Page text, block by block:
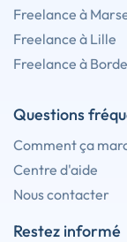
Freelance à
Freelance à Lille
Freelance à
Questions
Comment ça
Centre d'aide
Nous contacter
Restez informé